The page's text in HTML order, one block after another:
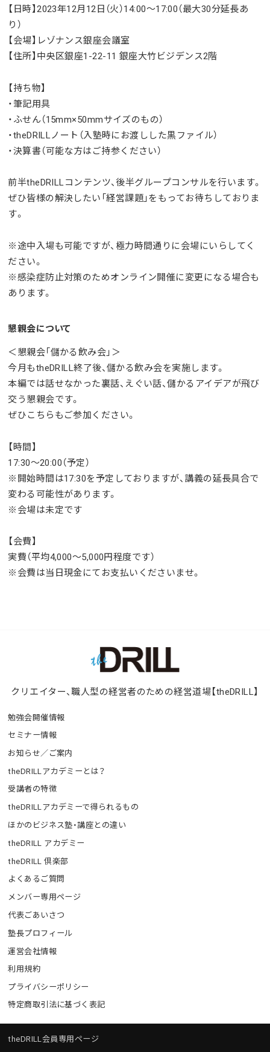
【日時】2023年12月12日（火）14:00～17:00（最大30分延長あ
り）
【会場】レゾナンス銀座会議室
【住所】中央区銀座1-22-11 銀座大竹ビジデンス2階
【持ち物】
・筆記用具
・ふせん（15mm×50mmサイズのもの）
・theDRILLノート（入塾時にお渡しした黒ファイル）
・決算書（可能な方はご持参ください）
前半theDRILLコンテンツ、後半グループコンサルを行います。
ぜひ皆様の解決したい「経営課題」をもってお待ちしておりま
す。
※途中入場も可能ですが、極力時間通りに会場にいらしてく
ださい。
※感染症防止対策のためオンライン開催に変更になる場合も
あります。
懇親会について
＜懇親会「儲かる飲み会」＞
今月もtheDRILL終了後、儲かる飲み会を実施します。
本編では話せなかった裏話、えぐい話、儲かるアイデアが飛び
交う懇親会です。
ぜひこちらもご参加ください。
【時間】
17:30～20:00（予定）
※開始時間は17:30を予定しておりますが、講義の延長具合で
変わる可能性があります。
※会場は未定です
【会費】
実費（平均4,000〜5,000円程度です）
※会費は当日現金にてお支払いくださいませ。
クリエイター、職人型の経営者のための経営道場【theDRILL】
勉強会開催情報
セミナー情報
お知らせ／ご案内
theDRILLアカデミーとは？
受講者の特徴
theDRILLアカデミーで得られるもの
ほかのビジネス塾・講座との違い
theDRILL アカデミー
theDRILL 倶楽部
よくあるご質問
メンバー専用ページ
代表ごあいさつ
塾長プロフィール
運営会社情報
利用規約
プライバシーポリシー
特定商取引法に基づく表記
theDRILL会員専用ページ